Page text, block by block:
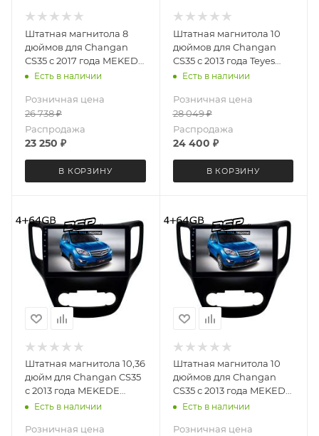
Штатная магнитола 8
дюймов для Changan
CS35 с 2017 года MEKEDE
X20-PRO 5927-6481
4+64 Gb 8 ядер
Есть в наличии
Розничная цена
26 738₽
Распродажа
23 250 ₽
В КОРЗИНУ
Штатная магнитола 10
дюймов для Changan
CS35 с 2013 года Teyes
CC2 PLUS 2789-5578
Есть в наличии
Розничная цена
28 049₽
Распродажа
24 400 ₽
В КОРЗИНУ
Штатная магнитола 10,36
дюйм для Changan CS35
с 2013 года MEKEDE
DUDU OS 5 версия 2789-
4+64 Gb
Есть в наличии
Розничная цена
Штатная магнитола 10
дюймов для Changan
CS35 с 2013 года MEKEDE
M6 Pro 2789-5696
Есть в наличии
Розничная цена